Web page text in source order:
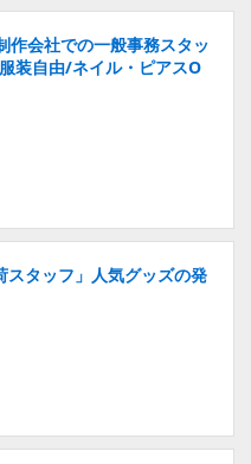
作会社での一般事務スタッ
装自由/ネイル・ピアスO
スタッフ」人気グッズの発